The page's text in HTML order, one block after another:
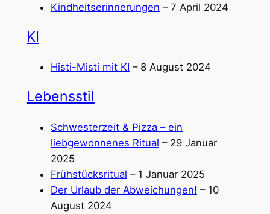
Kindheitserinnerungen – 7 April 2024
KI
Histi-Misti mit KI – 8 August 2024
Lebensstil
Schwesterzeit & Pizza – ein
liebgewonnenes Ritual – 29 Januar
2025
Frühstücksritual – 1 Januar 2025
Der Urlaub der Abweichungen! – 10
August 2024